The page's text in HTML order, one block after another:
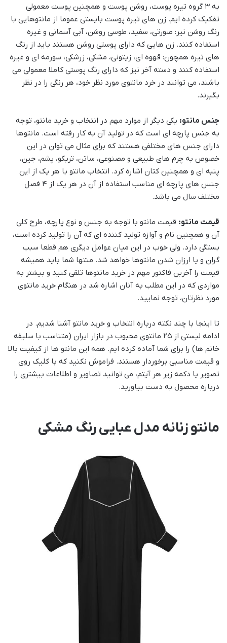
به 3 گروه تیره پوست، روشن پوست و همچنین پوست معمولی
تفکیک کرده ایم. زن های تیره پوست بایستی عموما از مانتوهایی با
رنگ روشن نیر: صورتی، سفید، طوسی روشن، آبی آسمانی و غیره
استفاده کنند. زن هایی که دارای پوستی روشن هستند باید از رنگ
های تیره همچون: قهوه ای، زیتونی، مشکی، زرشکی، سورمه ای و غیره
استفاده کنند و دسته آخر نیز که دارای رنگ پوستی کاملا معمولی می
باشند، می توانند در خرد مانتوی مورد نظر خود، هر رنگی را در نظر
بگیرند.
جنس مانتو: یکی دیگر از موارد مهم در انتخاب و خرید مانتو، توجه
به جنس پارچه ای است که در تولید آن به کار رفته است. مانتوها
دارای جنس های مختلفی هستند که برای مثال می توان در این
خصوص به چرم های طبیعی و مصنوعی، ساتن، تریکو، پشم، جین،‌
پنبه ای و همچنین کتان اشاره کرد. انتخاب مانتو با هر یک از این
جنس های پارچه ای مناسب استفاده از آن در هر یک از 4 فصل
مختلف سال می باشد.
قیمت مانتو: قیمت مانتو با توجه به جنس و نوع پارچه، طرح کلی
آن و همچنین نام و آوازه تولید کننده ای که آن را تولید کرده است،
بستگی دارد. ولی خوب در این میان عوامل دیگری هم قطعا سبب
گران و یا ارزان شدن مانتوها خواهد شد. منتها شما باید همیشه
قیمت را آخرین فاکتور مهم در خرید مانتوها تلقی کنید و بیشتر به
مواردی که در این مطلب به آنان اشاره شد در هنگام خرید مانتوی
مورد نظرتان، توجه نمایید.
تا اینجا با چند نکته درباره انتخاب و خرید مانتو آشنا شدیم. در
ادامه لیستی از 25 مانتوی محبوب در بازار ایران (متناسب با سلیقه
خانم ها) را برای شما آماده کرده ایم. همه این مانتو ها از کیفیت بالا
و قیمت مناسبی برخوردار هستند. فراموش نکنید که با کلیک روی
تصویر یا دکمه زیر هر آیتم، می توانید تصاویر و اطلاعات بیشتری را
درباره محصول به دست بیاورید.
مانتو زنانه مدل عبایی رنگ مشکی